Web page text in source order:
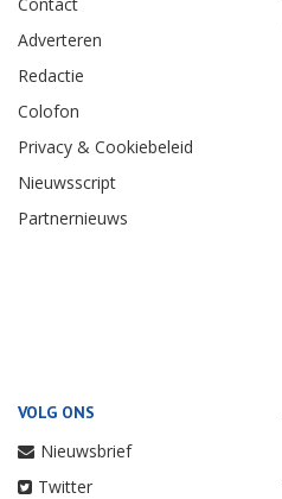
Adverteren
Redactie
Colofon
Privacy & Cookiebeleid
Nieuwsscript
Partnernieuws
VOLG ONS
Nieuwsbrief
Twitter